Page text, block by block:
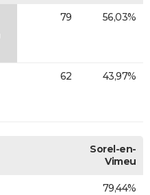
79 56,03%
62 43,97%
Sorel-en-
Vimeu
79,44%